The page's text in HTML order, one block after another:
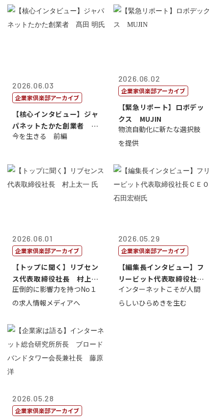
2026.06.03
企業家倶楽部アーカイブ
【核心インタビュー】ジャ
パネットたかた創業者 髙
田 明氏
今を生きる 前編
2026.06.02
企業家倶楽部アーカイブ
【緊急リポート】ロボデッ
クス MUJIN
物流自動化に新たな選択肢
を提供
2026.06.01
企業家倶楽部アーカイブ
【トップに聞く】リブセン
ス代表取締役社長 村上太
一 氏
圧倒的に影響力を持つNo１
の求人情報メディアへ
2026.05.29
企業家倶楽部アーカイブ
【編集長インタビュー】フ
リービット代表取締役社長
ＣＥＯ 石田...
インターネットこそが人間
らしいひらめきを生む
2026.05.28
企業家倶楽部アーカイブ